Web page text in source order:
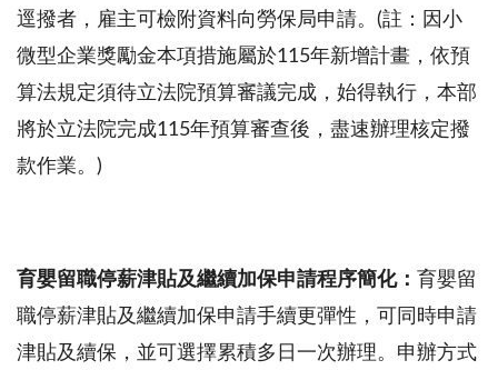
逕撥者，雇主可檢附資料向勞保局申請。(註：因小
微型企業獎勵金本項措施屬於115年新增計畫，依預
算法規定須待立法院預算審議完成，始得執行，本部
將於立法院完成115年預算審查後，盡速辦理核定撥
款作業。)
育嬰留職停薪津貼及繼續加保申請程序簡化： 育嬰留
職停薪津貼及繼續加保申請手續更彈性，可同時申請
津貼及續保，並可選擇累積多日一次辦理。申辦方式